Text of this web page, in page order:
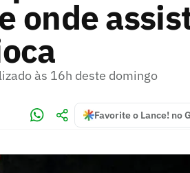
onde
às 16h deste domingo
Favorite o Lance! no